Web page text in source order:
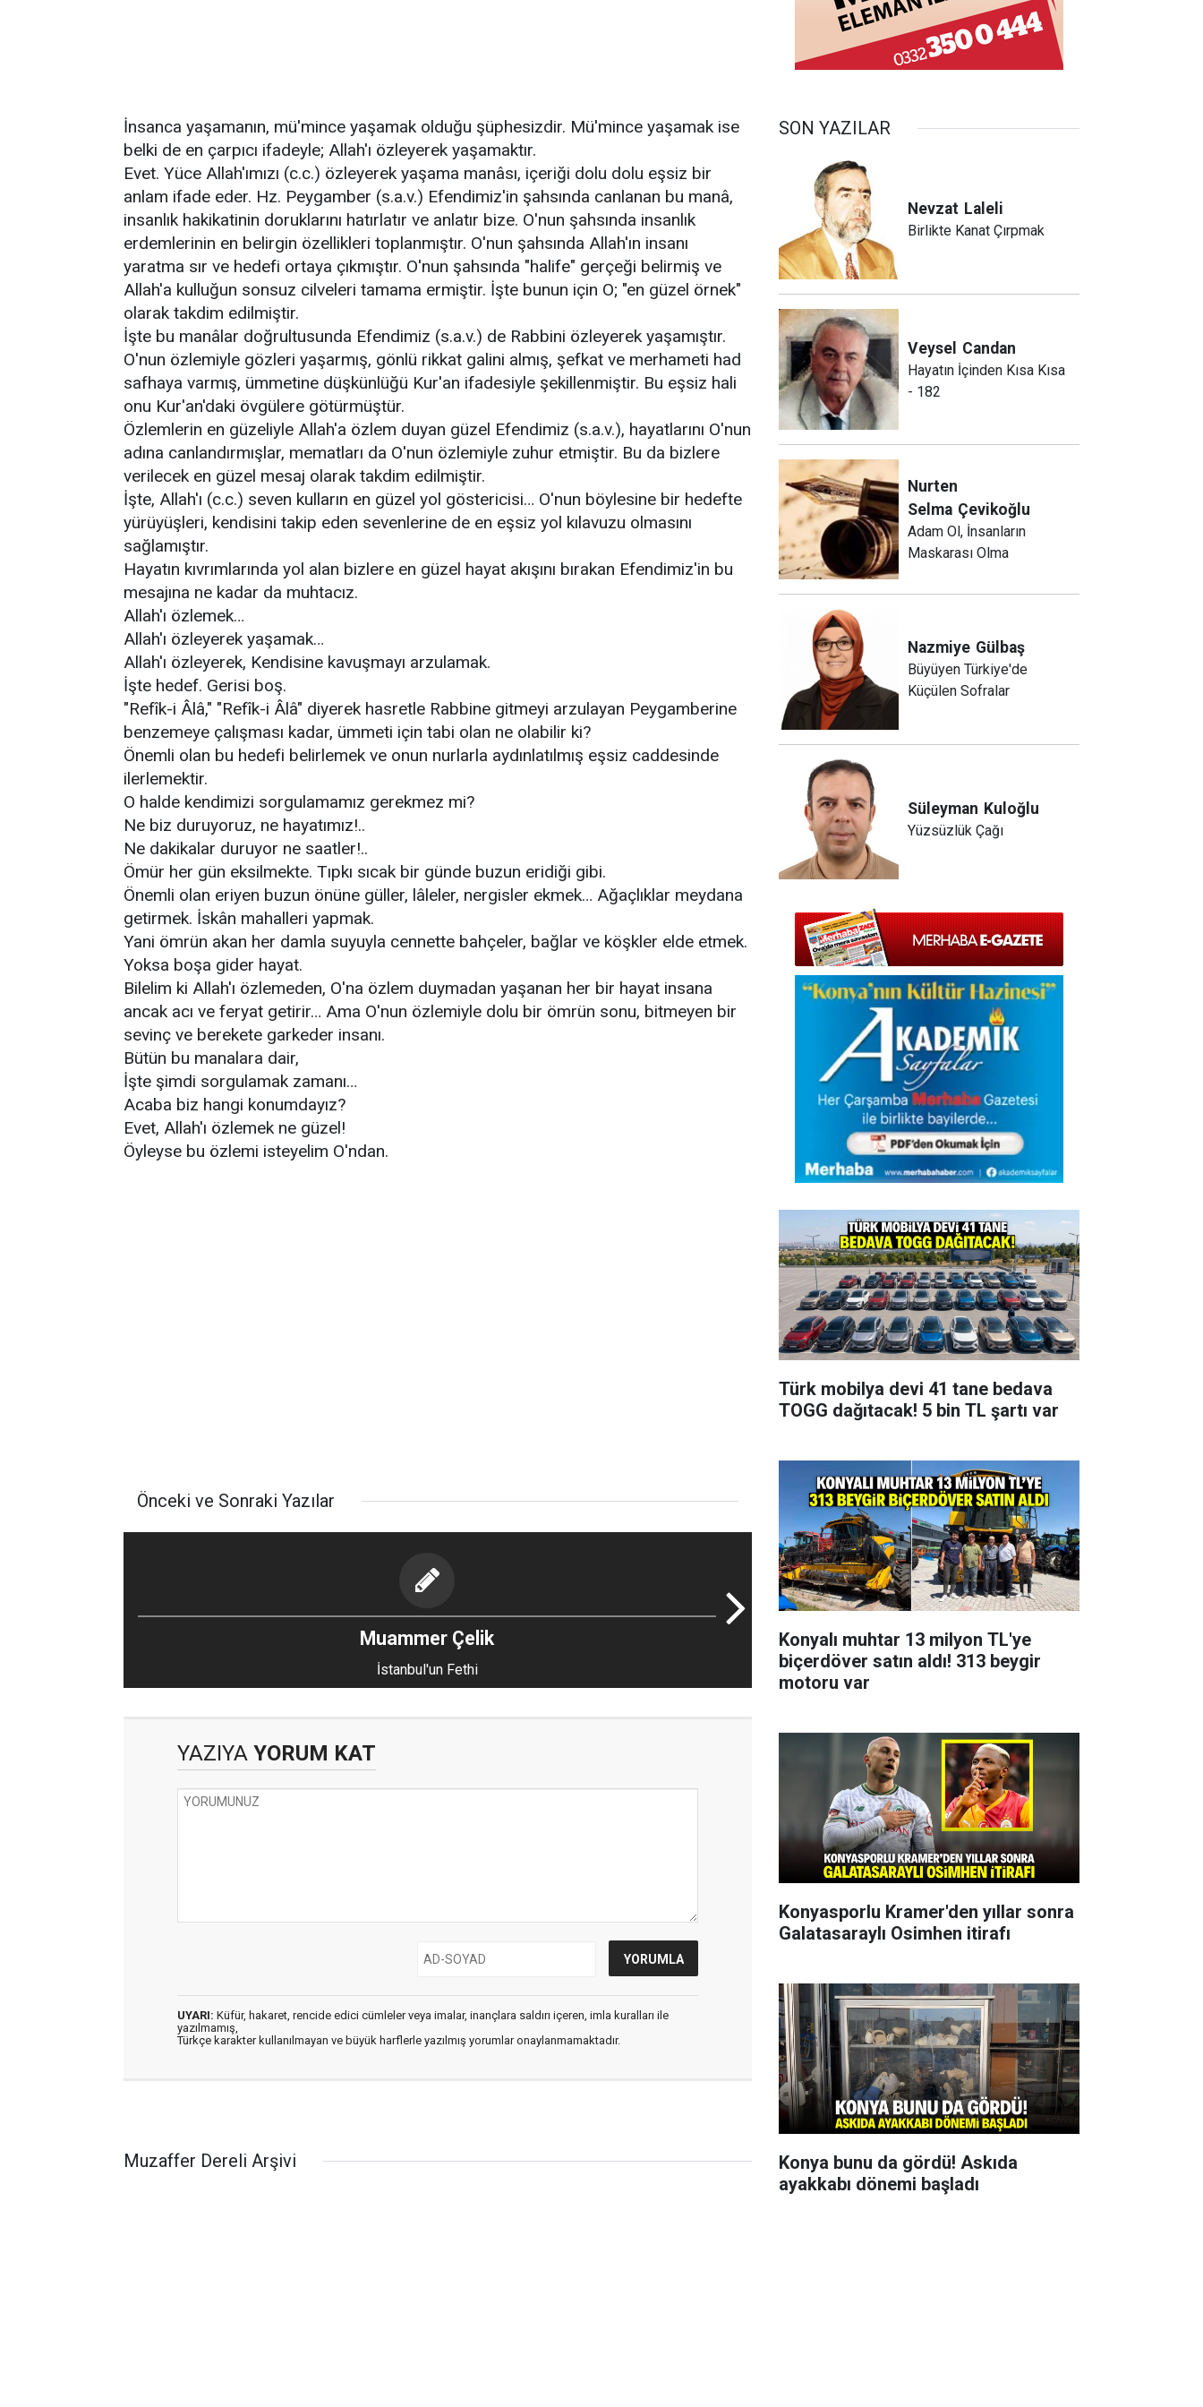
İnsanca yaşamanın, mü'mince yaşamak olduğu şüphesizdir. Mü'mince yaşamak ise
belki de en çarpıcı ifadeyle; Allah'ı özleyerek yaşamaktır.
Evet. Yüce Allah'ımızı (c.c.) özleyerek yaşama manâsı, içeriği dolu dolu eşsiz bir
anlam ifade eder. Hz. Peygamber (s.a.v.) Efendimiz'in şahsında canlanan bu manâ,
insanlık hakikatinin doruklarını hatırlatır ve anlatır bize. O'nun şahsında insanlık
erdemlerinin en belirgin özellikleri toplanmıştır. O'nun şahsında Allah'ın insanı
yaratma sır ve hedefi ortaya çıkmıştır. O'nun şahsında "halife" gerçeği belirmiş ve
Allah'a kulluğun sonsuz cilveleri tamama ermiştir. İşte bunun için O; "en güzel örnek"
olarak takdim edilmiştir.
İşte bu manâlar doğrultusunda Efendimiz (s.a.v.) de Rabbini özleyerek yaşamıştır.
O'nun özlemiyle gözleri yaşarmış, gönlü rikkat galini almış, şefkat ve merhameti had
safhaya varmış, ümmetine düşkünlüğü Kur'an ifadesiyle şekillenmiştir. Bu eşsiz hali
onu Kur'an'daki övgülere götürmüştür.
Özlemlerin en güzeliyle Allah'a özlem duyan güzel Efendimiz (s.a.v.), hayatlarını O'nun
adına canlandırmışlar, mematları da O'nun özlemiyle zuhur etmiştir. Bu da bizlere
verilecek en güzel mesaj olarak takdim edilmiştir.
İşte, Allah'ı (c.c.) seven kulların en güzel yol göstericisi… O'nun böylesine bir hedefte
yürüyüşleri, kendisini takip eden sevenlerine de en eşsiz yol kılavuzu olmasını
sağlamıştır.
Hayatın kıvrımlarında yol alan bizlere en güzel hayat akışını bırakan Efendimiz'in bu
mesajına ne kadar da muhtacız.
Allah'ı özlemek…
Allah'ı özleyerek yaşamak…
Allah'ı özleyerek, Kendisine kavuşmayı arzulamak.
İşte hedef. Gerisi boş.
"Refîk-i Âlâ," "Refîk-i Âlâ" diyerek hasretle Rabbine gitmeyi arzulayan Peygamberine
benzemeye çalışması kadar, ümmeti için tabi olan ne olabilir ki?
Önemli olan bu hedefi belirlemek ve onun nurlarla aydınlatılmış eşsiz caddesinde
ilerlemektir.
O halde kendimizi sorgulamamız gerekmez mi?
Ne biz duruyoruz, ne hayatımız!..
Ne dakikalar duruyor ne saatler!..
Ömür her gün eksilmekte. Tıpkı sıcak bir günde buzun eridiği gibi.
Önemli olan eriyen buzun önüne güller, lâleler, nergisler ekmek… Ağaçlıklar meydana
getirmek. İskân mahalleri yapmak.
Yani ömrün akan her damla suyuyla cennette bahçeler, bağlar ve köşkler elde etmek.
Yoksa boşa gider hayat.
Bilelim ki Allah'ı özlemeden, O'na özlem duymadan yaşanan her bir hayat insana
ancak acı ve feryat getirir… Ama O'nun özlemiyle dolu bir ömrün sonu, bitmeyen bir
sevinç ve berekete garkeder insanı.
Bütün bu manalara dair,
İşte şimdi sorgulamak zamanı…
Acaba biz hangi konumdayız?
Evet, Allah'ı özlemek ne güzel!
Öyleyse bu özlemi isteyelim O'ndan.
Önceki ve Sonraki Yazılar
Muammer Çelik
İstanbul'un Fethi
YAZIYA YORUM KAT
UYARI: Küfür, hakaret, rencide edici cümleler veya imalar, inançlara saldırı içeren, imla kuralları ile
yazılmamış,
Türkçe karakter kullanılmayan ve büyük harflerle yazılmış yorumlar onaylanmamaktadır.
Muzaffer Dereli Arşivi
SON YAZILAR
Nevzat Laleli
Birlikte Kanat Çırpmak
Veysel Candan
Hayatın İçinden Kısa Kısa
- 182
Nurten
Selma Çevikoğlu
Adam Ol, İnsanların
Maskarası Olma
Nazmiye Gülbaş
Büyüyen Türkiye'de
Küçülen Sofralar
Süleyman Kuloğlu
Yüzsüzlük Çağı
Türk mobilya devi 41 tane bedava
TOGG dağıtacak! 5 bin TL şartı var
Konyalı muhtar 13 milyon TL'ye
biçerdöver satın aldı! 313 beygir
motoru var
Konyasporlu Kramer'den yıllar sonra
Galatasaraylı Osimhen itirafı
Konya bunu da gördü! Askıda
ayakkabı dönemi başladı